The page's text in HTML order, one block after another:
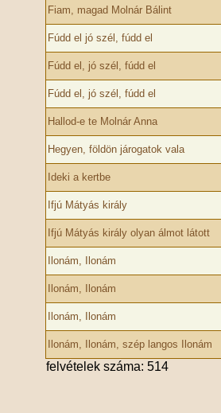
Fiam, magad Molnár Bálint
Fúdd el jó szél, fúdd el
Fúdd el, jó szél, fúdd el
Fúdd el, jó szél, fúdd el
Hallod-e te Molnár Anna
Hegyen, földön járogatok vala
Ideki a kertbe
Ifjú Mátyás király
Ifjú Mátyás király olyan álmot látott
Ilonám, Ilonám
Ilonám, Ilonám
Ilonám, Ilonám
Ilonám, Ilonám, szép langos Ilonám
felvételek száma: 514